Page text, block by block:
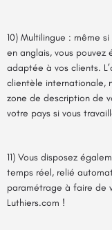
10) Multilingue : même
en anglais, vous pouvez
adaptée à vos clients.
clientèle internationale,
zone de description de
votre pays si vous
11) Vous disposez
temps réel, relié
paramétrage à faire de
Luthiers.com !